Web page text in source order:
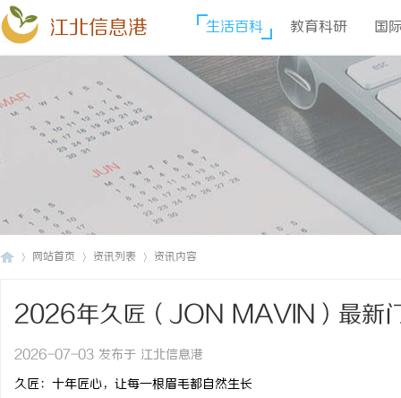
江北信息港 生活百科 教育科研 国
网站首页 资讯列表 资讯内容
2026年久匠（JON MAVIN）最新
电话_预约微信_久匠电话预约
2026-07-03 发布于 江北信息港
久匠：十年匠心，让每一根眉毛都自然生长